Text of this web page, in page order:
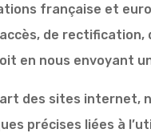
française et
de
en nous envoyant
des sites internet,
précises liées à